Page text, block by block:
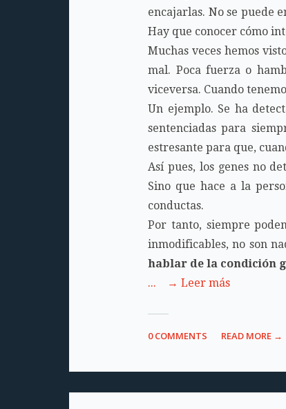
encajarlas. No se puede
Hay que conocer cómo
Muchas veces hemos
mal. Poca fuerza o
viceversa. Cuando
Un ejemplo. Se ha
sentenciadas para
estresante para que,
Así pues, los genes no
Sino que hace a la
conductas.
Por tanto, siempre
inmodificables, no son
hablar de la condición
... → Leer más
0 COMMENTS READ MORE →